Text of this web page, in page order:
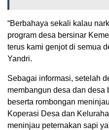
“Berbahaya sekali kalau
program desa bersinar
terus kami genjot di semua
Yandri.
Sebagai informasi, setelah
membangun desa dan desa
beserta rombongan
Koperasi Desa dan
meninjau peternakan sapi